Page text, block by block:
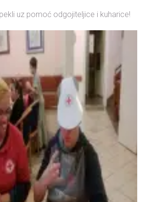
uz pomoć odgojiteljice i kuharice!